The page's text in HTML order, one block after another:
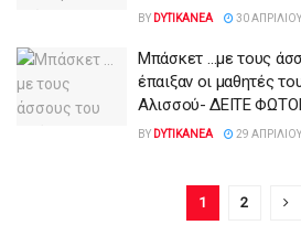
BY DYTIKANEA 30
Μπάσκετ …με τους
έπαιξαν οι μαθητές
Αλισσού- ΔΕΙΤΕ
BY DYTIKANEA 29
1 2